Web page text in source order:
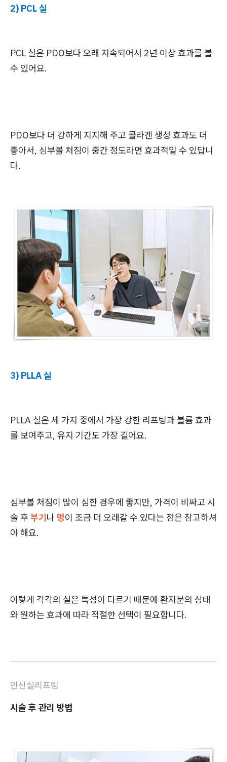
2) PCL 실
PCL 실은 PDO보다 오래 지속되어서 2년 이상 효과를 볼
수 있어요.
PDO보다 더 강하게 지지해 주고 콜라겐 생성 효과도 더
좋아서, 심부볼 처짐이 중간 정도라면 효과적일 수 있답니
다.
3) PLLA 실
PLLA 실은 세 가지 중에서 가장 강한 리프팅과 볼륨 효과
를 보여주고, 유지 기간도 가장 길어요.
심부볼 처짐이 많이 심한 경우에 좋지만, 가격이 비싸고 시
술 후 부기나 멍이 조금 더 오래갈 수 있다는 점은 참고하셔
야 해요.
이렇게 각각의 실은 특성이 다르기 때문에 환자분의 상태
와 원하는 효과에 따라 적절한 선택이 필요합니다.
안산실리프팅
시술 후 관리 방법